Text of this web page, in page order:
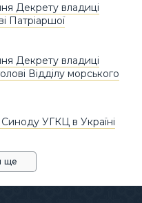
Декрету владиці
Патріаршої
Декрету владиці
Відділу морського
УГКЦ в Україні
ще